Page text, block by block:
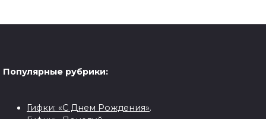
Популярные рубрики:
Гифки: «С Днем Рождения».